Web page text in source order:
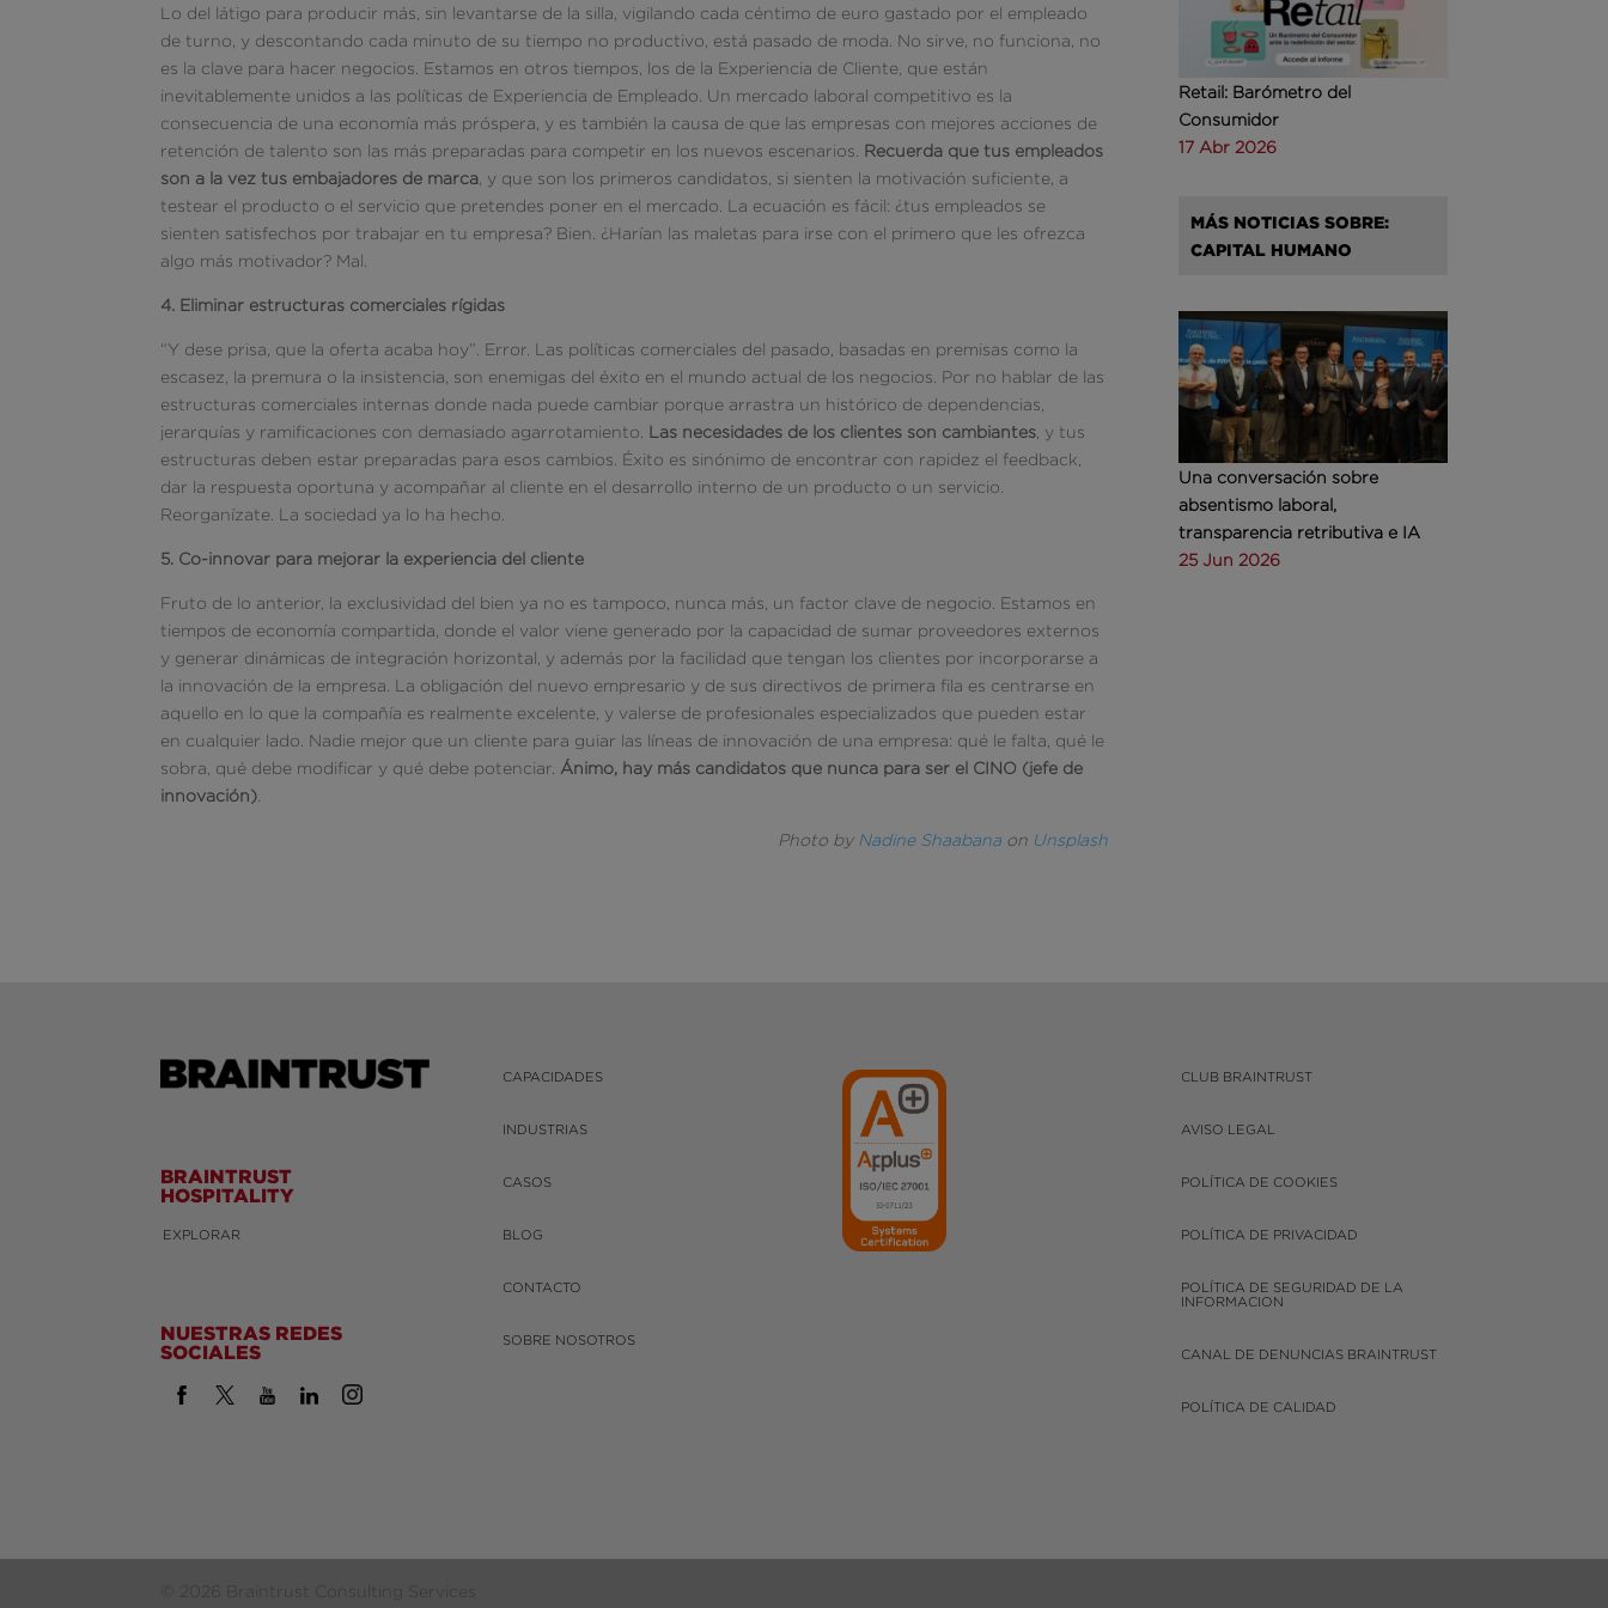
Lo del látigo para producir más, sin levantarse de la silla, vigilando cada céntimo de euro gastado por el empleado
de turno, y descontando cada minuto de su tiempo no productivo, está pasado de moda. No sirve, no funciona, no
es la clave para hacer negocios. Estamos en otros tiempos, los de la Experiencia de Cliente, que están
inevitablemente unidos a las políticas de Experiencia de Empleado. Un mercado laboral competitivo es la
consecuencia de una economía más próspera, y es también la causa de que las empresas con mejores acciones de
retención de talento son las más preparadas para competir en los nuevos escenarios. Recuerda que tus empleados
son a la vez tus embajadores de marca , y que son los primeros candidatos, si sienten la motivación suficiente, a
testear el producto o el servicio que pretendes poner en el mercado. La ecuación es fácil: ¿tus empleados se
sienten satisfechos por trabajar en tu empresa? Bien. ¿Harían las maletas para irse con el primero que les ofrezca
algo más motivador? Mal.
4. Eliminar estructuras comerciales rígidas
“Y dese prisa, que la oferta acaba hoy”. Error. Las políticas comerciales del pasado, basadas en premisas como la
escasez, la premura o la insistencia, son enemigas del éxito en el mundo actual de los negocios. Por no hablar de las
estructuras comerciales internas donde nada puede cambiar porque arrastra un histórico de dependencias,
jerarquías y ramificaciones con demasiado agarrotamiento. Las necesidades de los clientes son cambiantes , y tus
estructuras deben estar preparadas para esos cambios. Éxito es sinónimo de encontrar con rapidez el feedback,
dar la respuesta oportuna y acompañar al cliente en el desarrollo interno de un producto o un servicio.
Reorganízate. La sociedad ya lo ha hecho.
5. Co-innovar para mejorar la experiencia del cliente
Fruto de lo anterior, la exclusividad del bien ya no es tampoco, nunca más, un factor clave de negocio. Estamos en
tiempos de economía compartida, donde el valor viene generado por la capacidad de sumar proveedores externos
y generar dinámicas de integración horizontal, y además por la facilidad que tengan los clientes por incorporarse a
la innovación de la empresa. La obligación del nuevo empresario y de sus directivos de primera fila es centrarse en
aquello en lo que la compañía es realmente excelente, y valerse de profesionales especializados que pueden estar
en cualquier lado. Nadie mejor que un cliente para guiar las líneas de innovación de una empresa: qué le falta, qué le
sobra, qué debe modificar y qué debe potenciar. Ánimo, hay más candidatos que nunca para ser el CINO (jefe de
innovación)
Photo by Nadine Shaabana on Unsplash
Retail: Barómetro del
Consumidor
17 Abr 2026
MÁS NOTICIAS SOBRE:
CAPITAL HUMANO
Una conversación sobre
absentismo laboral,
transparencia retributiva e IA
25 Jun 2026
BRAINTRUST
HOSPITALITY
EXPLORAR
NUESTRAS REDES
SOCIALES
CAPACIDADES
INDUSTRIAS
CASOS
BLOG
CONTACTO
SOBRE NOSOTROS
CLUB BRAINTRUST
AVISO LEGAL
POLÍTICA DE COOKIES
POLÍTICA DE PRIVACIDAD
POLÍTICA DE SEGURIDAD DE LA
INFORMACION
CANAL DE DENUNCIAS BRAINTRUST
POLÍTICA DE CALIDAD
© 2026 Braintrust Consulting Services